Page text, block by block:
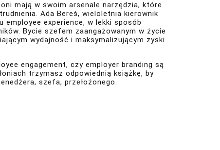
mają w swoim arsenale narzędzia, które
Ada Bereś, wieloletnia kierownik
employee experience, w lekki sposób
Bycie szefem zaangażowanym w życie
wydajność i maksymalizującym zyski
engagement, czy employer branding są
trzymasz odpowiednią książkę, by
szefa, przełożonego.